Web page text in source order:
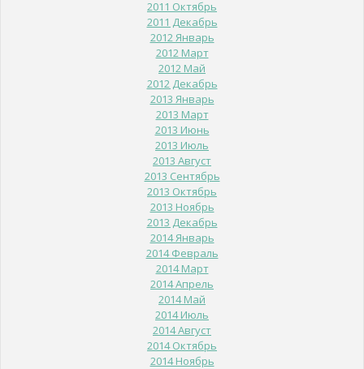
2011 Октябрь
2011 Декабрь
2012 Январь
2012 Март
2012 Май
2012 Декабрь
2013 Январь
2013 Март
2013 Июнь
2013 Июль
2013 Август
2013 Сентябрь
2013 Октябрь
2013 Ноябрь
2013 Декабрь
2014 Январь
2014 Февраль
2014 Март
2014 Апрель
2014 Май
2014 Июль
2014 Август
2014 Октябрь
2014 Ноябрь